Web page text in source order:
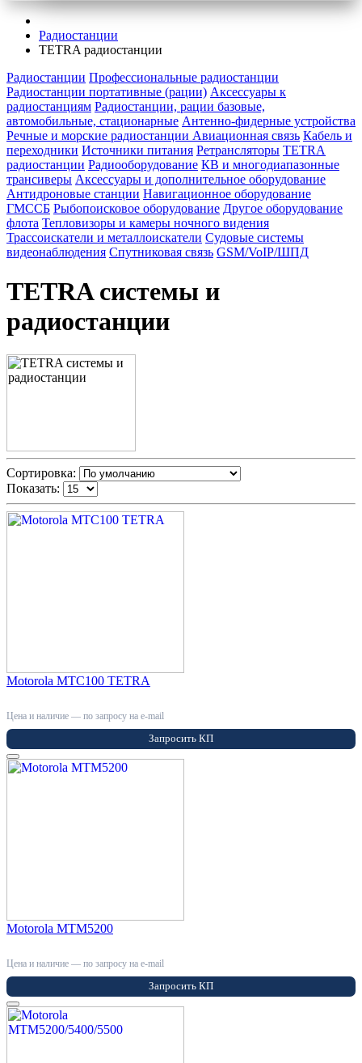
Радиостанции
TETRA радиостанции
Радиостанции Профессиональные радиостанции
Радиостанции портативные (рации) Аксессуары к
радиостанциям Радиостанции, рации базовые,
автомобильные, стационарные Антенно-фидерные устройства
Речные и морские радиостанции Авиационная связь Кабель и
переходники Источники питания Ретрансляторы TETRA
радиостанции Радиооборудование КВ и многодиапазонные
трансиверы Аксессуары и дополнительное оборудование
Антидроновые станции Навигационное оборудование
ГМССБ Рыбопоисковое оборудование Другое оборудование
флота Тепловизоры и камеры ночного видения
Трассоискатели и металлоискатели Судовые системы
видеонаблюдения Спутниковая связь GSM/VoIP/ШПД
TETRA системы и
радиостанции
Сортировка:
Показать:
Motorola MTC100 TETRA
Цена и наличие — по запросу на e-mail
Запросить КП
Motorola MTM5200
Цена и наличие — по запросу на e-mail
Запросить КП